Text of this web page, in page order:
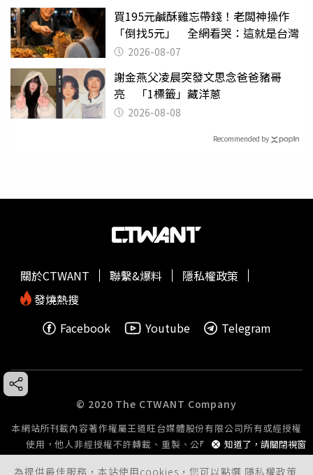
買195元鹹酥雞忘帶錢！老闆神操作
「倒找5元」 全網看哭：這就是台灣
2026-08-07
謝金燕父凌晨突發文思念爸爸豬哥
亮 「1標籤」藏洋蔥
2026-08-08
Recommended by
為提供最佳服務，本站使用cookies，您可以點選 隱私權政策
知道了，請關閉視窗
關於CTWANT 聯繫&爆料
隱私權政策
發燒熱搜
Facebook
Youtube Telegram
© 2020 The CTWANT Company
本網站所刊載內容著作權屬王道旺台媒體股份有限公司所有或經授權
使用，他人非經授權不許轉載、重製、公開播送或公開傳輸。